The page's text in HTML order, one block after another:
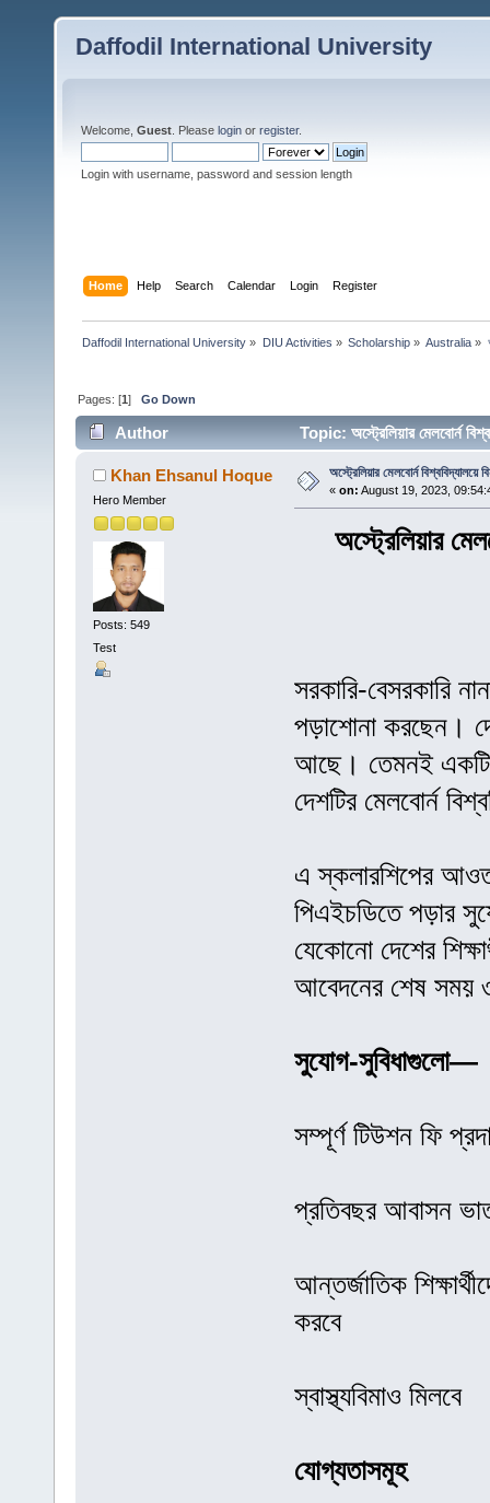
Daffodil International University
Welcome, Guest . Please login or register.
Login with username, password and session length
Home Help Search Calendar Login Register
Daffodil International University » DIU Activities » Scholarship» Australia »
Pages: [1]Go Down
Author Topic: অস্ট্রেলিয়ার মেলবোর্ন
Khan Ehsanul Hoque
Hero Member
Posts: 549
Test
অস্ট্রেলিয়ার মেলবোর্ন
« on: August 19, 2023,
অস্ট্রেলিয়ার
সরকারি-বেসরকারি
পড়াশোনা করছেন।
আছে। তেমনই একটি
দেশটির মেলবোর্ন
এ স্কলারশিপের
পিএইচডিতে পড়ার
যেকোনো দেশের
আবেদনের শেষ সময়
সুযোগ-সুবিধাগুলো—
সম্পূর্ণ টিউশন ফি
প্রতিবছর আবাসন
আন্তর্জাতিক
করবে
স্বাস্থ্যবিমাও মিলবে
যোগ্যতাসমূহ